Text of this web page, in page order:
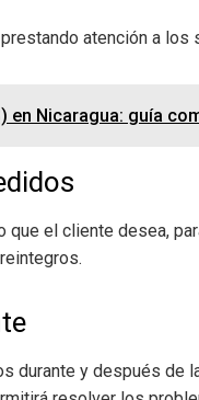
atención a los
en Nicaragua: guía
que el cliente desea,
durante y después de